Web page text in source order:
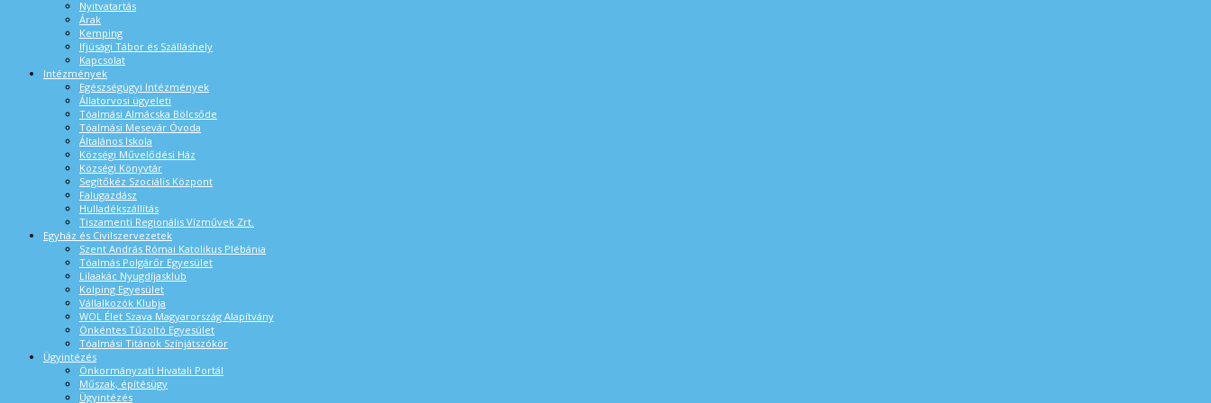
Nyitvatartás
Árak
Kemping
Ifjúsági Tábor és Szálláshely
Kapcsolat
Intézmények
Egészségügyi Intézmények
Állatorvosi ügyeleti
Tóalmási Almácska Bölcsőde
Tóalmási Mesevár Óvoda
Általános Iskola
Községi Művelődési Ház
Községi Könyvtár
Segítőkéz Szociális Központ
Falugazdász
Hulladékszállítás
Tiszamenti Regionális Vízművek Zrt.
Egyház és Civilszervezetek
Szent András Római Katolikus Plébánia
Tóalmás Polgárőr Egyesület
Lilaakác Nyugdíjasklub
Kolping Egyesület
Vállalkozók Klubja
WOL Élet Szava Magyarország Alapítvány
Önkéntes Tűzoltó Egyesület
Tóalmási Titánok Színjátszókör
Ügyintézés
Önkormányzati Hivatali Portál
Műszak, építésügy
Ügyintézés